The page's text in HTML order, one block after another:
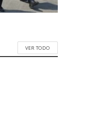
VER TODO